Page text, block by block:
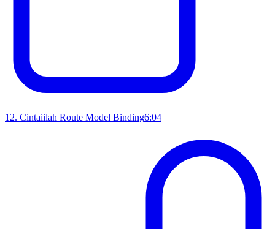
12. Cintaiilah Route Model Binding6:04